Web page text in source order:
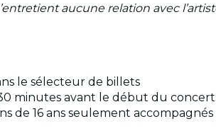
aucune relation avec
le sélecteur de billets
minutes avant le début du
de 16 ans seulement